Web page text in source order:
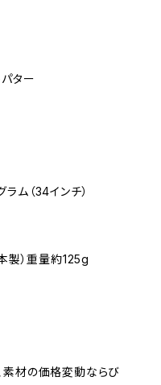
ター
ム（34インチ）
製）重量約125g
材の価格変動ならび